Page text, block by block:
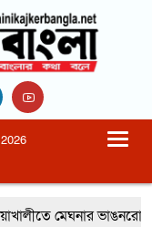
মেঘনার ভাঙনরোধে